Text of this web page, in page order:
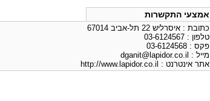
אמצעי התקשרות
כתובת : איסרליש 22 תל-אביב 67014
טלפון : 03-6124567
פקס : 03-6124568
מייל : dganit@lapidor.co.il
אתר אינטרנט : http://www.lapidor.co.il